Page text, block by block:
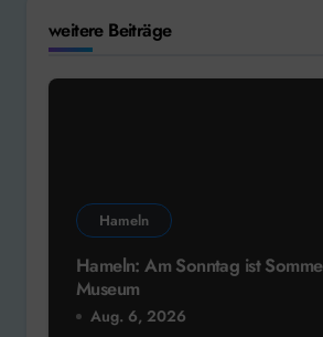
weitere Beiträge
Hameln
Hameln: Am Sonntag ist
Museum
Aug. 6, 2026